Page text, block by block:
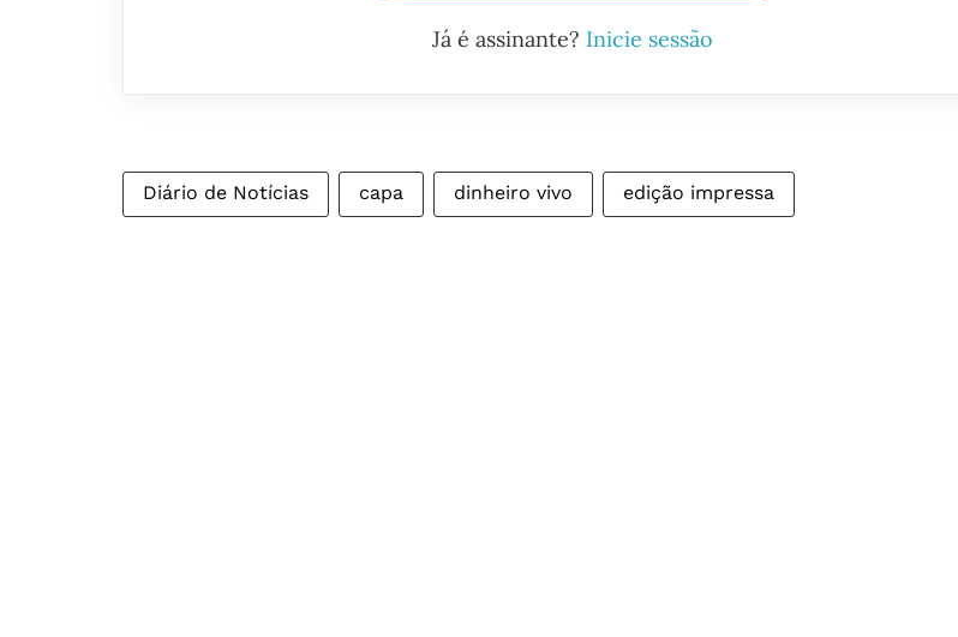
Já é assinante? Inicie sessão
Diário de Notícias capa dinheiro vivo edição impressa